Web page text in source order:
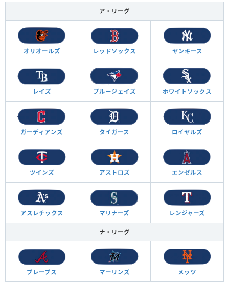
ア・リーグ
オリオールズ レッドソックス ヤンキース
レイズ ブルージェイズ ホワイトソックス
ガーディアンズ タイガース ロイヤルズ
ツインズ アストロズ エンゼルス
アスレチックス マリナーズ レンジャーズ
ナ・リーグ
ブレーブス マーリンズ メッツ